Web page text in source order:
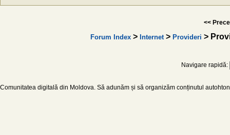
<<
Forum Index > Internet> Provideri >
Navigare rapidă:
Comunitatea digitală din Moldova. Să adunăm și să organizăm conținutul